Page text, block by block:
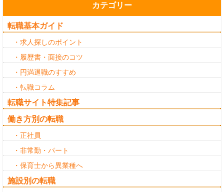
カテゴリー
転職基本ガイド
・求人探しのポイント
・履歴書・面接のコツ
・円満退職のすすめ
・転職コラム
転職サイト特集記事
働き方別の転職
・正社員
・非常勤・パート
・保育士から異業種へ
施設別の転職